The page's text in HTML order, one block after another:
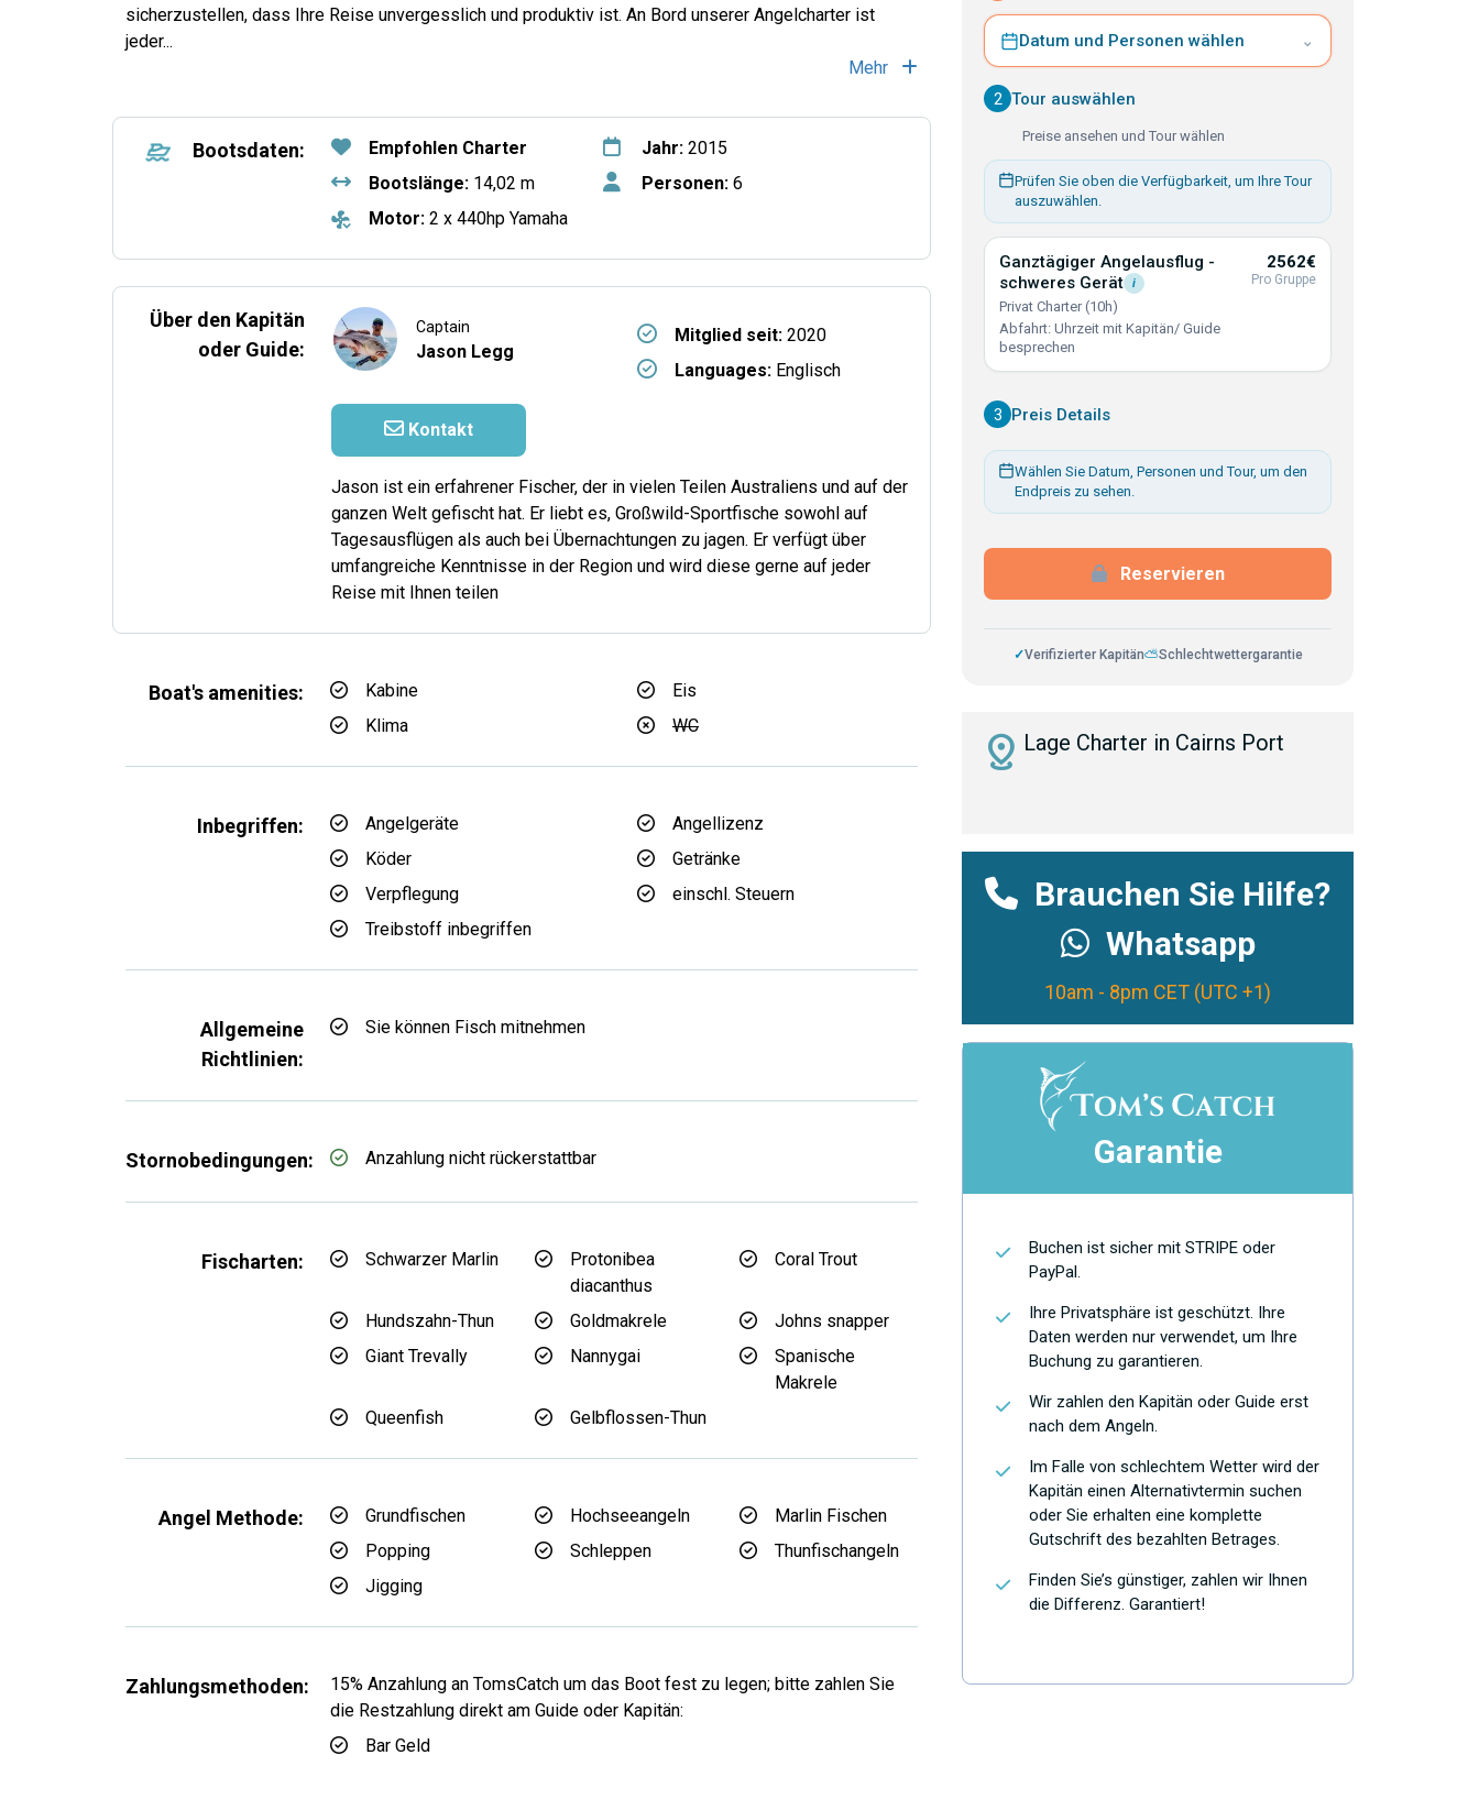
sicherzustellen, dass Ihre Reise unvergesslich und produktiv ist. An Bord unserer Angelcharter ist
jeder...
Mehr
Bootsdaten:
Empfohlen Charter
Bootslänge:14,02 m
Motor:2 x 440hp Yamaha
Jahr:2015
Personen:6
Über den Kapitän
oder Guide:
Captain
Jason Legg
Kontakt
Mitglied seit:2020
Languages:Englisch
Jason ist ein erfahrener Fischer, der in vielen Teilen Australiens und auf der
ganzen Welt gefischt hat. Er liebt es, Großwild-Sportfische sowohl auf
Tagesausflügen als auch bei Übernachtungen zu jagen. Er verfügt über
umfangreiche Kenntnisse in der Region und wird diese gerne auf jeder
Reise mit Ihnen teilen
Boat's amenities: Kabine
Eis
Klima
WC
Inbegriffen: Angelgeräte
Angellizenz
Köder
Getränke
Verpflegung
einschl. Steuern
Treibstoff inbegriffen
Allgemeine
Richtlinien:
Sie können Fisch mitnehmen
Stornobedingungen: Anzahlung nicht rückerstattbar
Fischarten: Schwarzer Marlin
Protonibea
diacanthus
Coral Trout
Hundszahn-Thun Goldmakrele
Johns snapper
Giant Trevally
Nannygai
Spanische
Makrele
Queenfish
Gelbflossen-Thun
Angel Methode: Grundfischen Hochseeangeln
Marlin Fischen
Popping
Schleppen
Thunfischangeln
Jigging
Zahlungsmethoden:
15% Anzahlung an TomsCatch um das Boot fest zu legen; bitte zahlen Sie
die Restzahlung direkt am Guide oder Kapitän:
Bar Geld
Datum und Personen wählen ⌄
2 Tour auswählen
Preise ansehen und Tour wählen
Prüfen Sie oben die Verfügbarkeit, um Ihre Tour
auszuwählen.
Ganztägiger Angelausflug -
schweres Gerät i
Privat Charter (10h)
Abfahrt: Uhrzeit mit Kapitän/ Guide
besprechen
2562€
Pro Gruppe
3 Preis Details
Wählen Sie Datum, Personen und Tour, um den
Endpreis zu sehen.
Reservieren
✓Verifizierter Kapitän⛅Schlechtwettergarantie
distance Lage Charter in Cairns Port
Brauchen Sie Hilfe?
Whatsapp
10am - 8pm CET (UTC +1)
Garantie
Buchen ist sicher mit STRIPE oder
PayPal.
Ihre Privatsphäre ist geschützt. Ihre
Daten werden nur verwendet, um Ihre
Buchung zu garantieren.
Wir zahlen den Kapitän oder Guide erst
nach dem Angeln.
Im Falle von schlechtem Wetter wird der
Kapitän einen Alternativtermin suchen
oder Sie erhalten eine komplette
Gutschrift des bezahlten Betrages.
Finden Sie’s günstiger, zahlen wir Ihnen
die Differenz. Garantiert!